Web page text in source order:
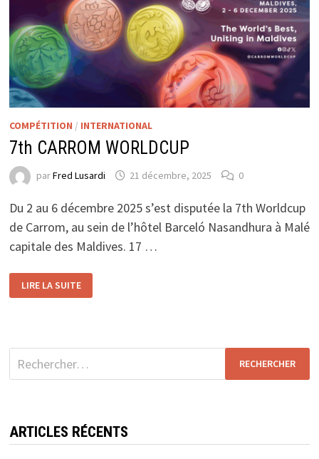
COMPÉTITION / INTERNATIONAL
7th CARROM WORLDCUP
parFred Lusardi 21 décembre, 2025 0
Du 2 au 6 décembre 2025 s’est disputée la 7th Worldcup
de Carrom, au sein de l’hôtel Barceló Nasandhura à Malé
capitale des Maldives. 17 …
7TH
CARROM
WORLDCUP
LIRE LA SUITE
Rechercher :
ARTICLES RÉCENTS